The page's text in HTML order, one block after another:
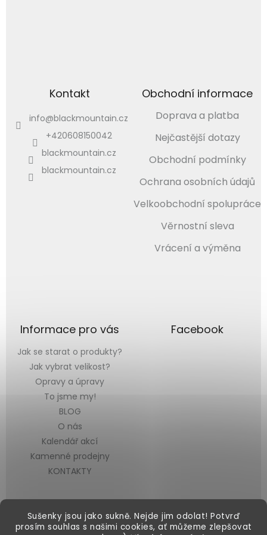
Sušenky jsou jako sukně. Nejde jim odolat! Potvrď
prosím souhlas s našimi cookies, ať můžeme zlepšovat
Kontakt
info@blackmountain.cz
+420608150042
blackmountain.cz
blackmountain.cz
Obchodní informace
Doprava a platba
Nejčastější dotazy
Obchodní podmínky
Ochrana osobních údajů
Velkoobchodní spolupráce
Věrnostní sleva
Vrácení a výměna
Informace pro vás
Jak se starat o produkty?
Jak vybrat velikost?
Opravy a úpravy
To jsme my!
BLOG
O nás
Kalendář akcí
Kamenné prodejny
KONTAKTY
Facebook